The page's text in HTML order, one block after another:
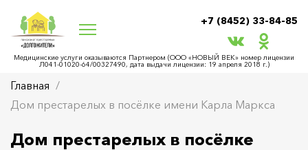
+7 (8452) 33-84-85
Медицинские услуги оказываются Партнером (ООО «НОВЫЙ ВЕК» номер лицензии
Л041-01020-64/00327490, дата выдачи лицензии: 19 апреля 2018 г.)
Главная
Дом престарелых в посёлке имени Карла Маркса
Дом престарелых в посёлке